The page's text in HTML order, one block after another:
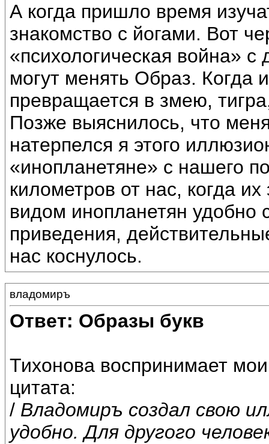
А когда пришло время
знакомство с йогами. Вот
«психологическая война»
могут менять Образ. Когда
превращается в змею,
Позже выяснилось, что
натерпелся я этого
«инопланетяне» с нашего
километров от нас, когда
видом инопланетян удобно
приведения,
нас коснулось.
владомиръ
Ответ: Образы букв
Тихонова воспринимает
цитата:
/ Владомиръ создал свою
удобно. Для другого